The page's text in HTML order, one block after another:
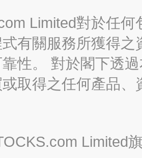
Limited對於任
有關服務所獲得
性。 對於閣下透
取得之任何產品
Limited